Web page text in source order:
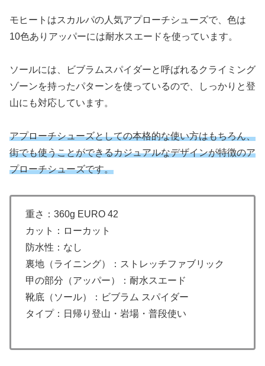
モヒートはスカルパの人気アプローチシューズで、色は
10色ありアッパーには耐水スエードを使っています。
ソールには、ビブラムスパイダーと呼ばれるクライミング
ゾーンを持ったパターンを使っているので、しっかりと登
山にも対応しています。
アプローチシューズとしての本格的な使い方はもちろん、
街でも使うことができるカジュアルなデザインが特徴のア
プローチシューズです。
重さ：360g EURO 42
カット：ローカット
防水性：なし
裏地（ライニング）：ストレッチファブリック
甲の部分（アッパー）：耐水スエード
靴底（ソール）：ビブラム スパイダー
タイプ：日帰り登山・岩場・普段使い